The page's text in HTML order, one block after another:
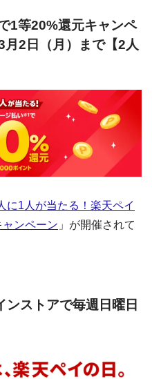
1等20%還元キャンペ
2日（月）まで【2人
に1人が当たる！楽天ペイ
ンペーン 」が開催されて
ンストアで毎週日曜日